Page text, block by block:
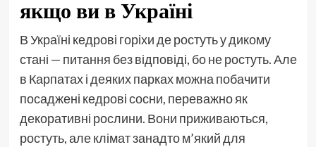
якщо ви в Україні
В Україні кедрові горіхи де ростуть у дикому
стані — питання без відповіді, бо не ростуть. Але
в Карпатах і деяких парках можна побачити
посаджені кедрові сосни, переважно як
декоративні рослини. Вони приживаються,
ростуть, але клімат занадто м’який для